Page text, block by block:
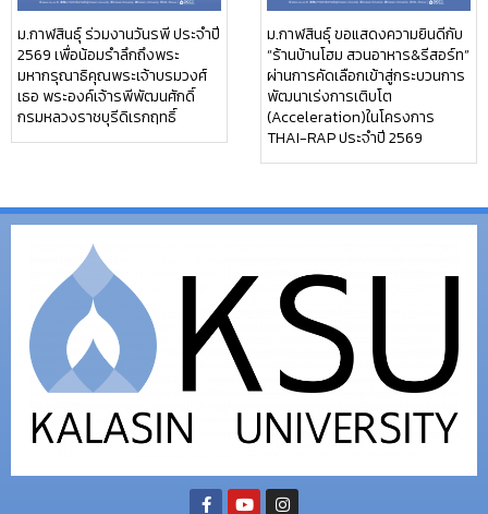
ม.กาฬสินธุ์ ร่วมงานวันรพี ประจำปี
2569 เพื่อน้อมรำลึกถึงพระ
มหากรุณาธิคุณพระเจ้าบรมวงศ์
เธอ พระองค์เจ้ารพีพัฒนศักดิ์
กรมหลวงราชบุรีดิเรกฤทธิ์
ม.กาฬสินธุ์ ขอแสดงความยินดีกับ
“ร้านบ้านโฮม สวนอาหาร&รีสอร์ท”
ผ่านการคัดเลือกเข้าสู่กระบวนการ
พัฒนาเร่งการเติบโต
(Acceleration)ในโครงการ
THAI-RAP ประจำปี 2569